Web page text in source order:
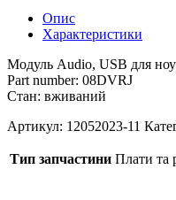
Опис
Характеристики
Модуль Audio, USB для
Part number: 08DVRJ
Стан: вживаний
Артикул: 12052023-11
Тип запчастини Плати та